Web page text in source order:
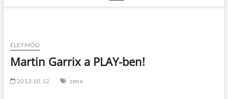
e
ÉLETMÓD
Martin Garrix a PLAY-ben!
2013.10.12. zene